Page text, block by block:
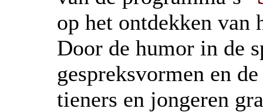
op het ontdekken
Door de humor in de
gespreksvormen en
tieners en jongeren